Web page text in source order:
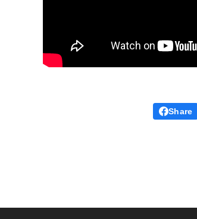
Share